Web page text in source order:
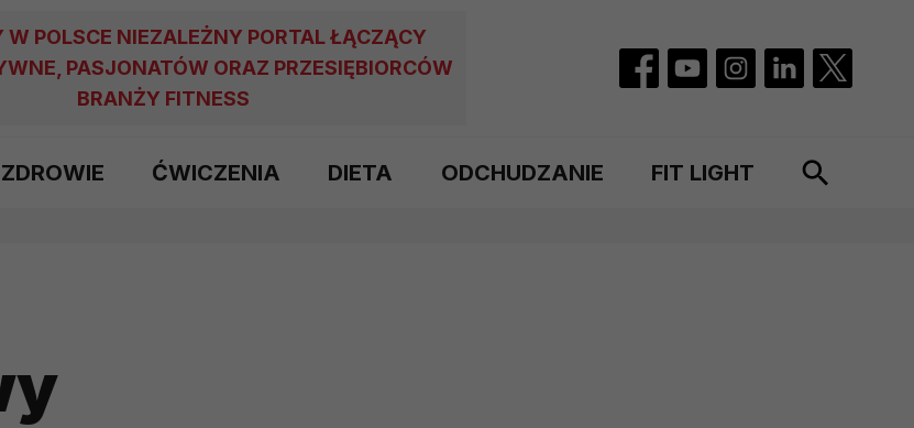
W POLSCE NIEZALEŻNY PORTAL ŁĄCZĄCY
PASJONATÓW ORAZ PRZESIĘBIORCÓW
BRANŻY FITNESS
ZDROWIE ĆWICZENIA DIETA ODCHUDZANIE FIT LIGHT